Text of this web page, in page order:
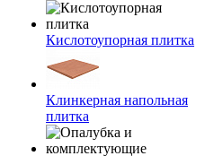
Кислотоупорная плитка
Клинкерная напольная
плитка